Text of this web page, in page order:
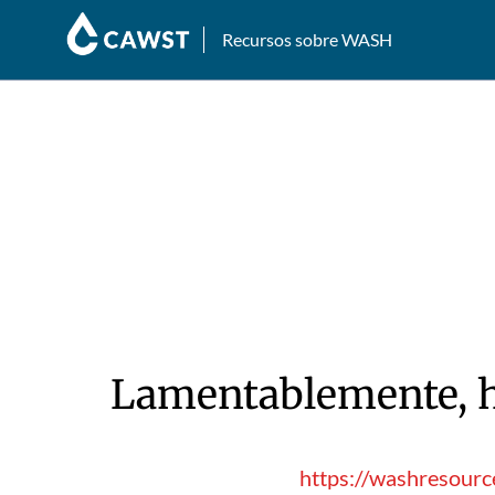
Recursos sobre WASH
Lamentablemente,
https://